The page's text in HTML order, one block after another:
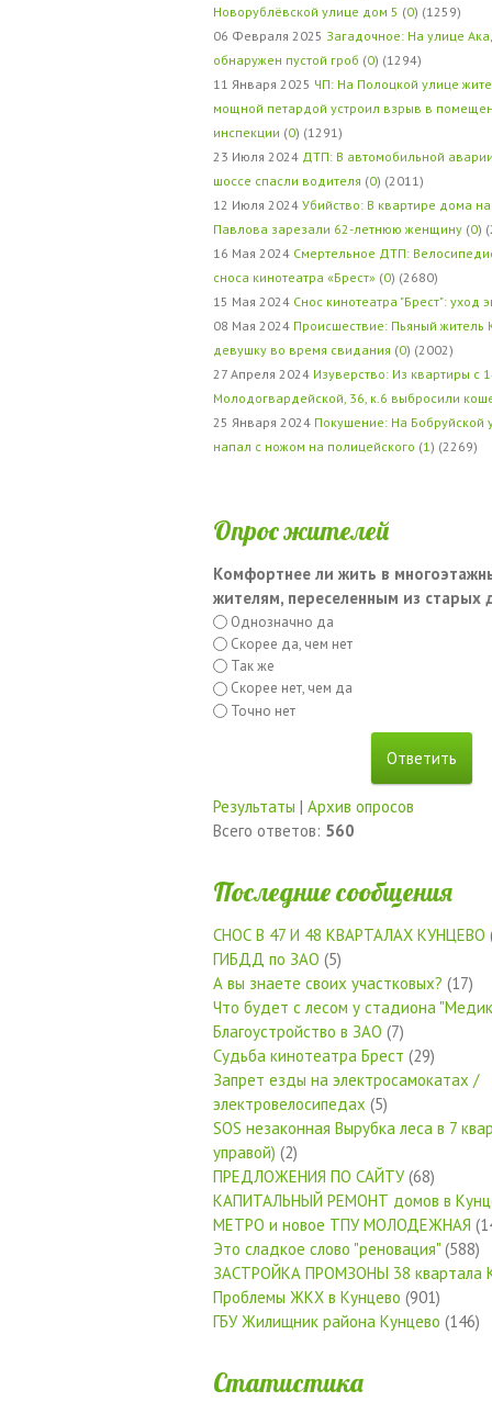
Новорублёвской улице дом 5 (0) (1259)
06 Февраля 2025 Загадочное: На улице
обнаружен пустой гроб (0) (1294)
11 Января 2025 ЧП: На Полоцкой улице
мощной петардой устроил взрыв в
инспекции (0) (1291)
23 Июля 2024 ДТП: В автомобильной
шоссе спасли водителя (0) (2011)
12 Июля 2024 Убийство: В квартире дома
Павлова зарезали 62-летнюю женщину (0)
16 Мая 2024 Смертельное ДТП:
сноса кинотеатра «Брест» (0) (2680)
15 Мая 2024 Снос кинотеатра "Брест": уход
08 Мая 2024 Происшествие: Пьяный житель
девушку во время свидания (0) (2002)
27 Апреля 2024 Изуверство: Из квартиры с
Молодогвардейской, 36, к.6 выбросили
25 Января 2024 Покушение: На Бобруйской
напал с ножом на полицейского (1 ) (2269)
Опрос жителей
Комфортнее ли жить в
жителям, переселенным из старых
Однозначно да
Скорее да, чем нет
Так же
Скорее нет, чем да
Точно нет
Результаты | Архив опросов
Всего ответов: 560
Последние сообщения
СНОС В 47 И 48 КВАРТАЛАХ КУНЦЕВО
ГИБДД по ЗАО (5)
А вы знаете своих участковых? (17)
Что будет с лесом у стадиона
Благоустройство в ЗАО (7)
Судьба кинотеатра Брест (29)
Запрет езды на электросамокатах /
электровелосипедах (5)
SOS незаконная Вырубка леса в 7
управой) (2)
ПРЕДЛОЖЕНИЯ ПО САЙТУ(68)
КАПИТАЛЬНЫЙ РЕМОНТ домов в
МЕТРО и новое ТПУ МОЛОДЕЖНАЯ
Это сладкое слово "реновация" (588)
ЗАСТРОЙКА ПРОМЗОНЫ 38 квартала
Проблемы ЖКХ в Кунцево (901)
ГБУ Жилищник района Кунцево (146)
Статистика